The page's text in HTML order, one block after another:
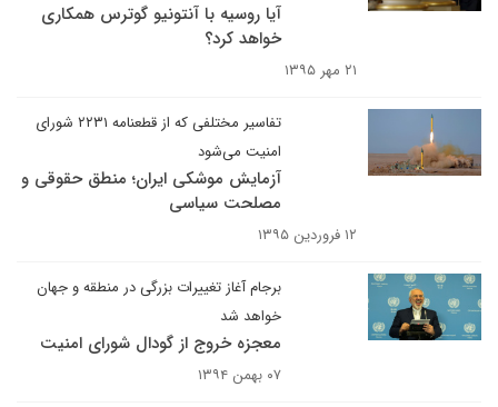
آیا روسیه با آنتونیو گوترس همکاری
خواهد کرد؟
۲۱ مهر ۱۳۹۵
تفاسیر مختلفی که از قطعنامه ۲۲۳۱ شورای
امنیت می‌شود
آزمایش موشکی ایران؛ منطق حقوقی و
مصلحت سیاسی
۱۲ فروردین ۱۳۹۵
برجام آغاز تغییرات بزرگی در منطقه و جهان
خواهد شد
معجزه خروج از گودال شورای امنیت
۰۷ بهمن ۱۳۹۴